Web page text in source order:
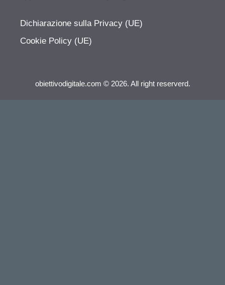
Dichiarazione sulla Privacy (UE)
Cookie Policy (UE)
obiettivodigitale.com © 2026. All right reserverd.